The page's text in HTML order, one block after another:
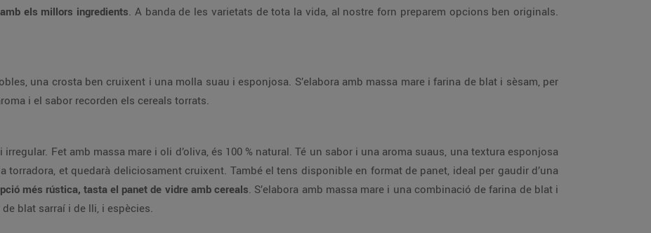
els millors ingredients. A banda de les varietats de tota la vida, al nostre forn preparem opcions ben originals.
una crosta ben cruixent i una molla suau i esponjosa. S’elabora amb massa mare i farina de blat i sèsam, per
i el sabor recorden els cereals torrats.
Fet amb massa mare i oli d’oliva, és 100 % natural. Té un sabor i una aroma suaus, una textura esponjosa
torradora, et quedarà deliciosament cruixent. També el tens disponible en format de panet, ideal per gaudir d’una
més rústica, tasta el panet de vidre amb cereals. S’elabora amb massa mare i una combinació de farina de blat i
blat sarraí i de lli, i espècies.